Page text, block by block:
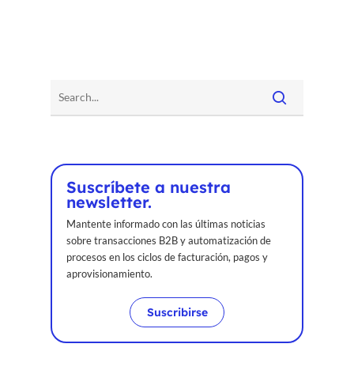
Suscríbete a nuestra
newsletter.
Mantente informado con las últimas noticias
sobre transacciones B2B y automatización de
procesos en los ciclos de facturación, pagos y
aprovisionamiento.
Suscribirse